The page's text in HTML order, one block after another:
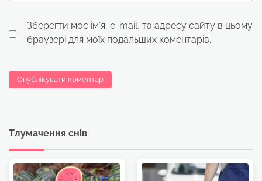
Зберегти моє ім'я, e-mail, та адресу сайту в цьому
браузері для моїх подальших коментарів.
Тлумачення снів